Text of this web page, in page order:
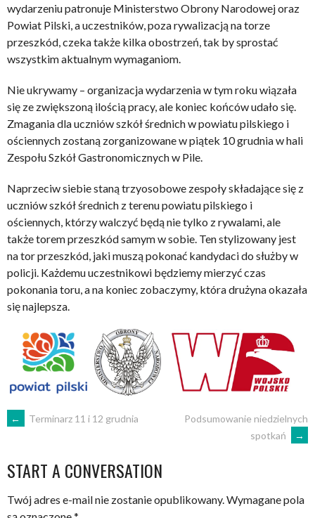
wydarzeniu patronuje Ministerstwo Obrony Narodowej oraz
Powiat Pilski, a uczestników, poza rywalizacją na torze
przeszkód, czeka także kilka obostrzeń, tak by sprostać
wszystkim aktualnym wymaganiom.
Nie ukrywamy – organizacja wydarzenia w tym roku wiązała
się ze zwiększoną ilością pracy, ale koniec końców udało się.
Zmagania dla uczniów szkół średnich w powiatu pilskiego i
ościennych zostaną zorganizowane w piątek 10 grudnia w hali
Zespołu Szkół Gastronomicznych w Pile.
Naprzeciw siebie staną trzyosobowe zespoły składające się z
uczniów szkół średnich z terenu powiatu pilskiego i
ościennych, którzy walczyć będą nie tylko z rywalami, ale
także torem przeszkód samym w sobie. Ten stylizowany jest
na tor przeszkód, jaki muszą pokonać kandydaci do służby w
policji. Każdemu uczestnikowi będziemy mierzyć czas
pokonania toru, a na koniec zobaczymy, która drużyna okazała
się najlepsza.
POST
NAVIGATION
← Terminarz 11 i 12 grudnia
Podsumowanie niedzielnych
spotkań
→
START A CONVERSATION
Twój adres e-mail nie zostanie opublikowany.Wymagane pola